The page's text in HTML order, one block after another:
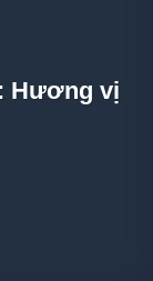
Hương vị